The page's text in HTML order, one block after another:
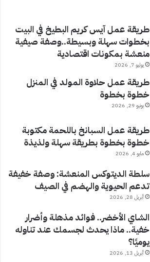
طريقة عمل آيس كريم البطيخ في البيت
بخطوات سهلة وبسيطة..وصفة صيفية
منعشة بمكونات اقتصادية
يوليو 7, 2026
طريقة عمل حلاوة المولد في المنزل
خطوة بخطوة
يونيو 29, 2026
طريقة عمل السبانخ باللحمة مكتوبة
خطوة بخطوة بطريقة سهلة ولذيذة
مايو 4, 2026
سلطة الديتوكس المنعشة: وصفة خفيفة
تدعم الحيوية والهضم في الصيف
أبريل 28, 2026
الشاي الأخضر.. فوائد مذهلة وأضرار
خفية.. ماذا يحدث لجسمك عند تناوله
يوميًا؟
أبريل 13, 2026